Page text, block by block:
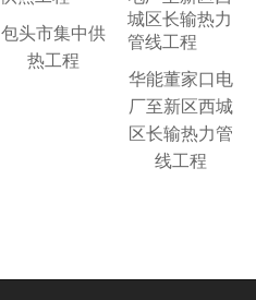
包头市集中供
热工程
华能董家口电
厂至新区西城
区长输热力管
线工程